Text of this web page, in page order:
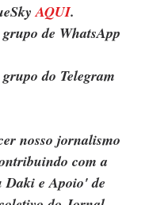
AQUI.
de WhatsApp
do Telegram
nosso jornalismo
com a
Daki e Apoio' de